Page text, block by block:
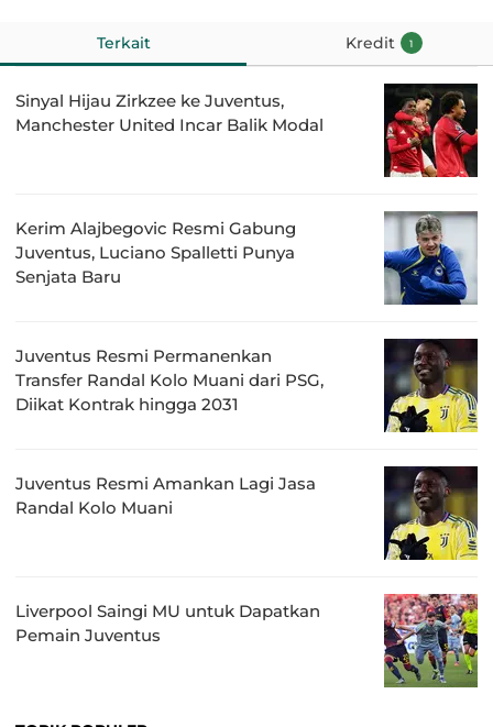
Terkait Kredit 1
Sinyal Hijau Zirkzee ke Juventus,
Manchester United Incar Balik Modal
Kerim Alajbegovic Resmi Gabung
Juventus, Luciano Spalletti Punya
Senjata Baru
Juventus Resmi Permanenkan
Transfer Randal Kolo Muani dari PSG,
Diikat Kontrak hingga 2031
Juventus Resmi Amankan Lagi Jasa
Randal Kolo Muani
Liverpool Saingi MU untuk Dapatkan
Pemain Juventus